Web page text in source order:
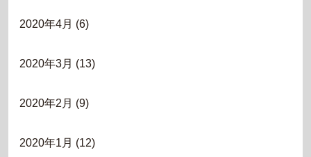
2020年4月 (6)
2020年3月 (13)
2020年2月 (9)
2020年1月 (12)